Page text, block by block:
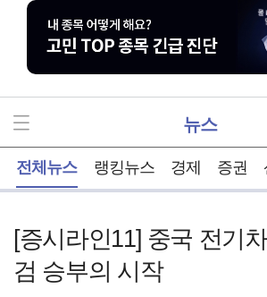
뉴스
전체뉴스 랭킹뉴스 경제 증권
[증시라인11] 중국 전기
검 승부의 시작